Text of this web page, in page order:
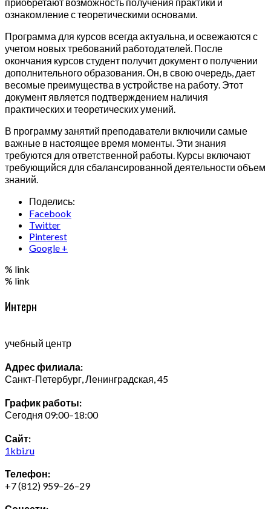
приобретают возможность получения практики и
ознакомление с теоретическими основами.
Программа для курсов всегда актуальна, и освежаются с
учетом новых требований работодателей. После
окончания курсов студент получит документ о получении
дополнительного образования. Он, в свою очередь, дает
весомые преимущества в устройстве на работу. Этот
документ является подтверждением наличия
практических и теоретических умений.
В программу занятий преподаватели включили самые
важные в настоящее время моменты. Эти знания
требуются для ответственной работы. Курсы включают
требующийся для сбалансированной деятельности объем
знаний.
Поделись:
Facebook
Twitter
Pinterest
Google +
% link
% link
Интерн
учебный центр
Адрес филиала:
Санкт-Петербург, Ленинградская, 45
График работы:
Сегодня 09:00–18:00
Сайт:
1kbi.ru
Телефон:
+7 (812) 959–26–29